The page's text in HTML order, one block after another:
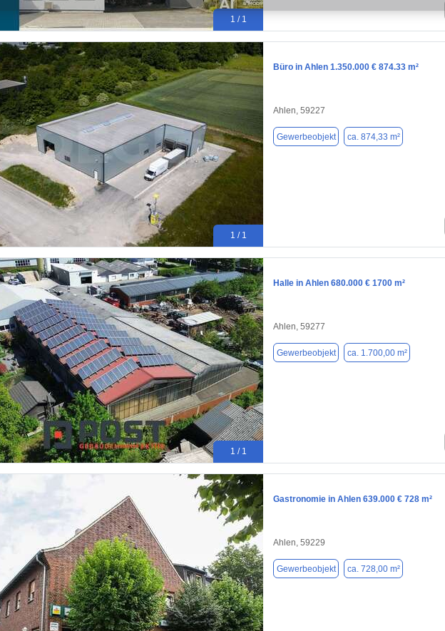
1 / 1
1 / 1
Büro in Ahlen 1.350.000 € 874.33 m²
Ahlen, 59227
Gewerbeobjekt ca. 874,33 m²
1 / 1
Halle in Ahlen 680.000 € 1700 m²
Ahlen, 59277
Gewerbeobjekt ca. 1.700,00 m²
Gastronomie in Ahlen 639.000 € 728 m²
Ahlen, 59229
Gewerbeobjekt ca. 728,00 m²